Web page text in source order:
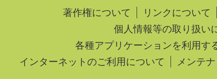
著作権について
リンクについて
個人情報等の取り扱い
各種アプリケーションを利用す
インターネットのご利用について
メンテ